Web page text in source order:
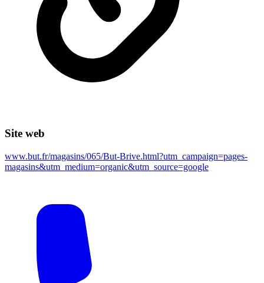
Site web
www.but.fr/magasins/065/But-Brive.html?utm_campaign=pages-
magasins&utm_medium=organic&utm_source=google